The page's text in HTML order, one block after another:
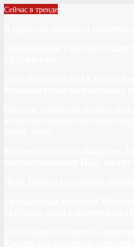
Сейчас в тренде